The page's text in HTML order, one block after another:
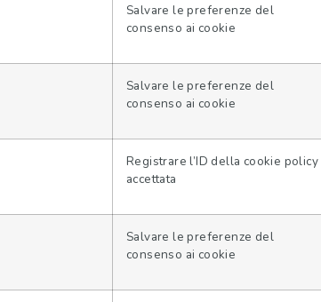
Salvare le preferenze del
consenso ai cookie
Salvare le preferenze del
consenso ai cookie
Registrare l’ID della cookie policy
accettata
Salvare le preferenze del
consenso ai cookie